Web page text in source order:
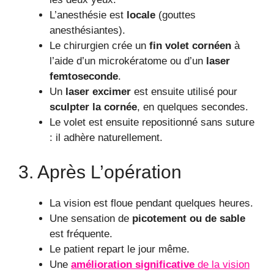
L’anesthésie est locale (gouttes
anesthésiantes).
Le chirurgien crée un fin volet cornéen à
l’aide d’un microkératome ou d’un laser
femtoseconde.
Un laser excimer est ensuite utilisé pour
sculpter la cornée, en quelques secondes.
Le volet est ensuite repositionné sans suture
: il adhère naturellement.
3. Après L’opération
La vision est floue pendant quelques heures.
Une sensation de picotement ou de sable
est fréquente.
Le patient repart le jour même.
Une amélioration significative de la vision